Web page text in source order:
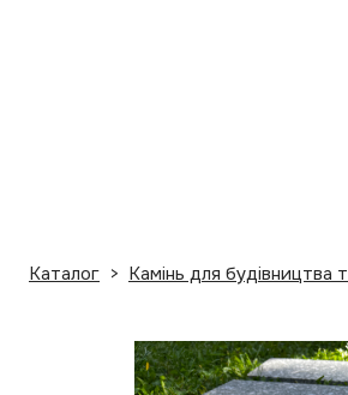
Каталог Камінь для будівництва